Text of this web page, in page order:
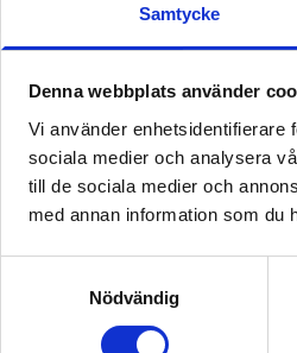
Samtycke
Denna webbplats använder
Vi använder enhetsidentifierare
sociala medier och analysera
till de sociala medier och
med annan information som du
Nödvändig